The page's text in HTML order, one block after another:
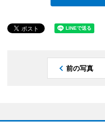
前の写真